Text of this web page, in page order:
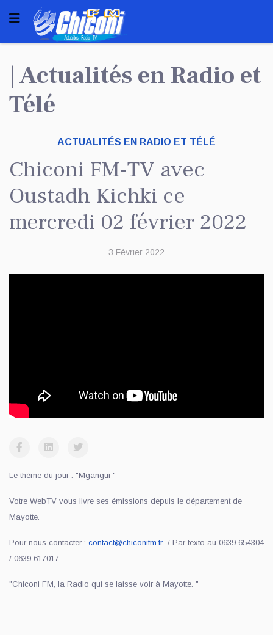
| Actualités en Radio et
Télé
ACTUALITÉS EN RADIO ET TÉLÉ
Chiconi FM-TV avec
Oustadh Kichki ce
mercredi 02 février 2022
3 Février 2022
Le thème du jour : "Mgangui "
Votre WebTV vous livre ses émissions depuis le département de
Mayotte.
Pour nous contacter : contact@chiconifm.fr / Par texto au 0639 654304
/ 0639 617017.
"Chiconi FM, la Radio qui se laisse voir à Mayotte. "